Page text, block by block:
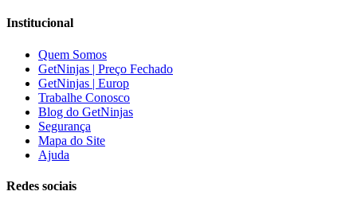
Institucional
Quem Somos
GetNinjas | Preço Fechado
GetNinjas | Europ
Trabalhe Conosco
Blog do GetNinjas
Segurança
Mapa do Site
Ajuda
Redes sociais